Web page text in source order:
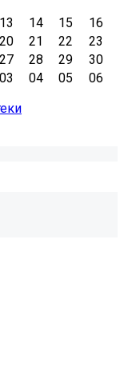
13 14 15
16
20 21 22
23
27 28 29
30
03 04 05
06